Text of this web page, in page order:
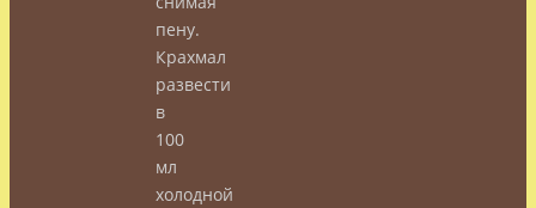
пену.
Крахмал
развести
в
100
мл
холодной